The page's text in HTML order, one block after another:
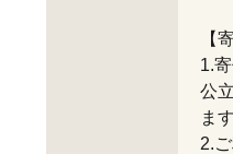
【
1.
公
ま
2.